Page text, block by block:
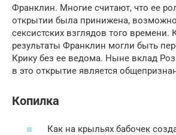
Франклин. Многие считают, что ее
открытии была принижена,
сексистских взглядов того времени.
результаты Франклин могли быть
Крику без ее ведома. Ныне вклад
в это открытие является
Копилка
Как на крыльях бабочек